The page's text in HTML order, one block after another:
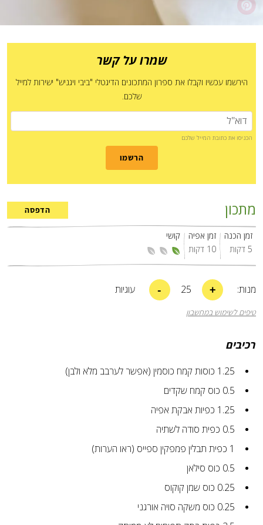
שמרו על קשר
הירשמו עכשיו וקבלו את ספרון המתכונים הדיגטלי "ביבי ויגניש" ישירות למייל
שלכם.
הכניסו את כתובת המייל שלכם
הרשמו
מתכון הדפסה
זמן הכנה
5 דקות
זמן אפיה
10 דקות
קושי
מנות: +
25
- עוגיות
טיפים לשימוש במחשבון
רכיבים
1.25 כוסות קמח כוסמין (אפשר לערבב מלא ולבן)
0.5 כוס קמח שקדים
1.25 כפיות אבקת אפיה
0.5 כפית סודה לשתיה
1 כפית תבלין פמפקין ספייס (ראו הערות)
0.5 כוס סילאן
0.25 כוס שמן קוקוס
0.25 כוס משקה סויה אורגני